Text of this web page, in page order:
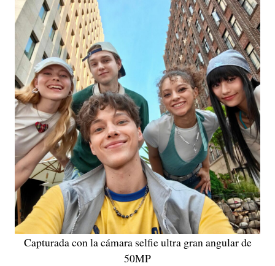
Capturada con la cámara selfie ultra gran angular de
50MP